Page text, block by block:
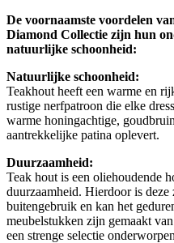
De voornaamste voordelen
Diamond Collectie zijn hun
natuurlijke schoonheid:
Natuurlijke schoonheid:
Teakhout heeft een warme en
rustige nerfpatroon die elke
warme honingachtige,
aantrekkelijke patina oplevert.
Duurzaamheid:
Teak hout is een oliehoudende
duurzaamheid. Hierdoor is
buitengebruik en kan het
meubelstukken zijn gemaakt
een strenge selectie